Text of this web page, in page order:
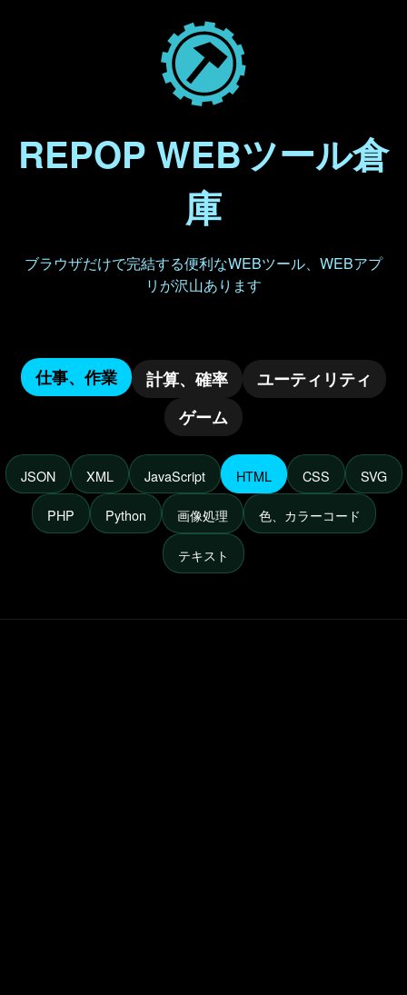
REPOP WEBツール倉
庫
ブラウザだけで完結する便利なWEBツール、WEBアプ
リが沢山あります
仕事、作業 計算、確率
ユーティリティ
ゲーム
JSON XML JavaScript HTML CSS SVG
PHP Python 画像処理 色、カラーコード
テキスト